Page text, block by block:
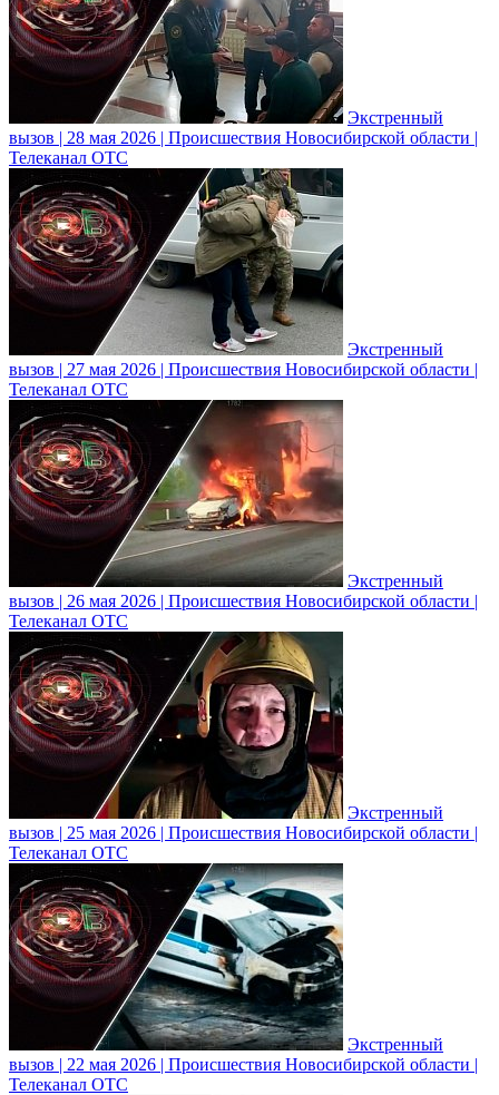
Экстренный
вызов | 28 мая 2026 | Происшествия Новосибирской области |
Телеканал ОТС
Экстренный
вызов | 27 мая 2026 | Происшествия Новосибирской области |
Телеканал ОТС
Экстренный
вызов | 26 мая 2026 | Происшествия Новосибирской области |
Телеканал ОТС
Экстренный
вызов | 25 мая 2026 | Происшествия Новосибирской области |
Телеканал ОТС
Экстренный
вызов | 22 мая 2026 | Происшествия Новосибирской области |
Телеканал ОТС